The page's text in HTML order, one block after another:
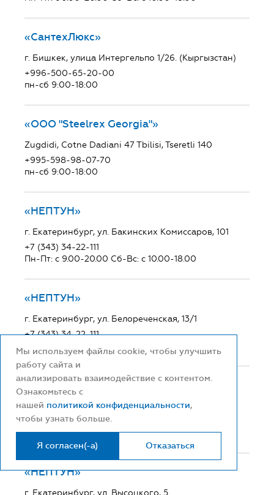
Мы используем файлы cookie, чтобы улучшить
работу сайта и
анализировать взаимодействие с контентом.
Ознакомьтесь с
нашей политикой конфиденциальности,
чтобы узнать больше.
Я согласен(-а) Отказаться
«СантехЛюкс»
г. Бишкек, улица Интергельпо 1/26. (Кыргызстан)
+996-500-65-20-00
пн-сб 9:00-18:00
«ООО "Steelrex Georgia"»
Zugdidi, Cotne Dadiani 47 Tbilisi, Tseretli 140
+995-598-98-07-70
пн-сб 9:00-18:00
«НЕПТУН»
г. Екатеринбург, ул. Бакинских Комиссаров, 101
+7 (343) 34-22-111
Пн-Пт: с 9.00-20.00 Сб-Вс: с 10.00-18.00
«НЕПТУН»
г. Екатеринбург, ул. Белореченская, 13/1
+7 (343) 34-22-111
Пн-Пт: с 9.00-20.00 Сб-Вс: с 10.00-18.00
«НЕПТУН»
г. Екатеринбург, ул. Щербакова, 74
+7 (343) 34-22-111
Пн-Пт: с 9.00-20.00 Сб-Вс: с 10.00-18.00
«НЕПТУН»
г. Екатеринбург, ул. Высоцкого, 5